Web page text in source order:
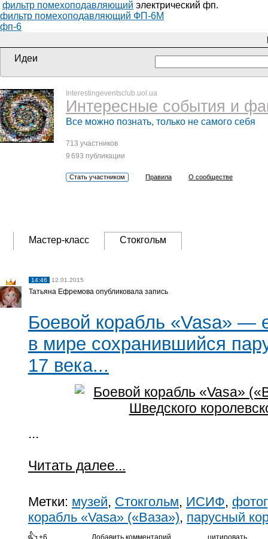
фильтр помехоподавляющий электрический фп.
фильтр помехоподавляющий ФП-6М
фп-6
Идеи
Interestingeventsclub.uol.ua
Интересные события и
Все можно познать, только не самого себя
713 участников
9 693 публикации
Стать участником Правила О сообществе
Мастер-класс Стокгольм
14:46 12.01.2015
Татьяна Ефремова опубликовала запись
Боевой корабль «Vasa» —
в мире сохранившийся
17 века...
...
Читать далее...
Метки: музей, Стокгольм, ИСИФ,
корабль «Vasa» («Ваза»), парусный
+6 Добавить комментарий цитировать